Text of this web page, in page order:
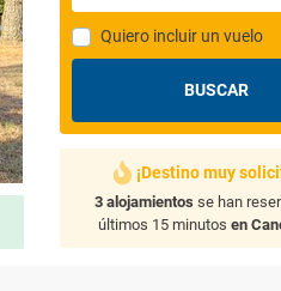
Quiero incluir un vuelo
BUSCAR
¡Destino muy
3 alojamientos se han
últimos 15 minutos en